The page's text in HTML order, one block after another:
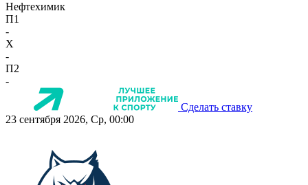
Нефтехимик
П1
-
X
-
П2
-
Сделать ставку
23 сентября 2026, Ср, 00:00